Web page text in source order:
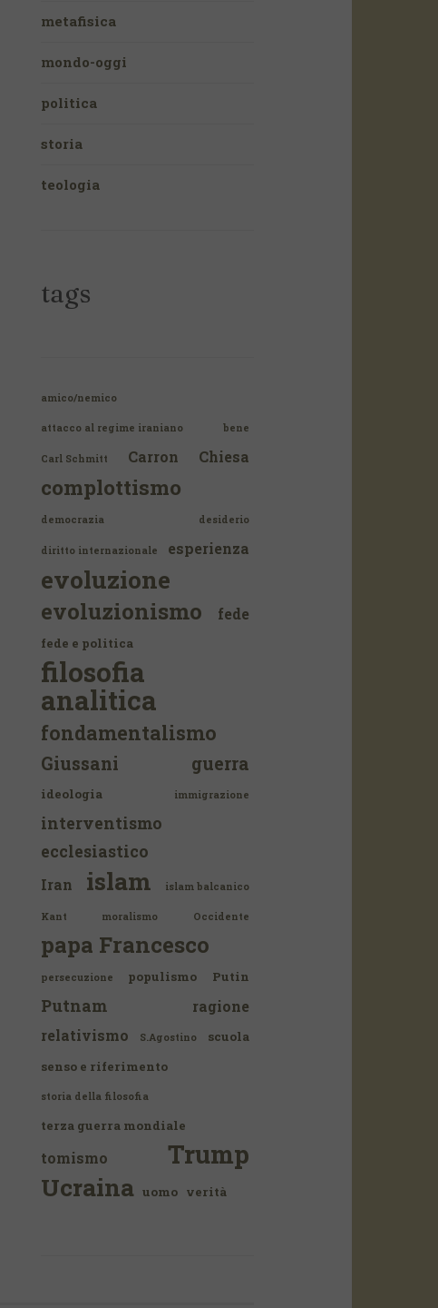
metafisica
mondo-oggi
politica
storia
teologia
tags
amico/nemico
attacco al regime iraniano bene
Carl Schmitt Carron Chiesa
complottismo
democrazia desiderio
diritto internazionale esperienza
evoluzione
evoluzionismo fede
fede e politica
filosofia
analitica
fondamentalismo
Giussani guerra
ideologia immigrazione
interventismo
ecclesiastico
Iran islam islam balcanico
Kant moralismo Occidente
papa Francesco
persecuzione populismo Putin
Putnam
ragione
relativismo
S.Agostino
scuola
senso e riferimento
storia della filosofia
terza guerra mondiale
tomismo Trump
Ucraina uomo verità